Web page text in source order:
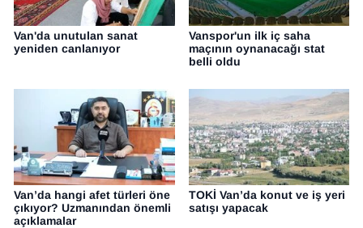
Van'da unutulan sanat
yeniden canlanıyor
Vanspor'un ilk iç saha
maçının oynanacağı stat
belli oldu
Van’da hangi afet türleri öne
çıkıyor? Uzmanından önemli
açıklamalar
TOKİ Van’da konut ve iş yeri
satışı yapacak